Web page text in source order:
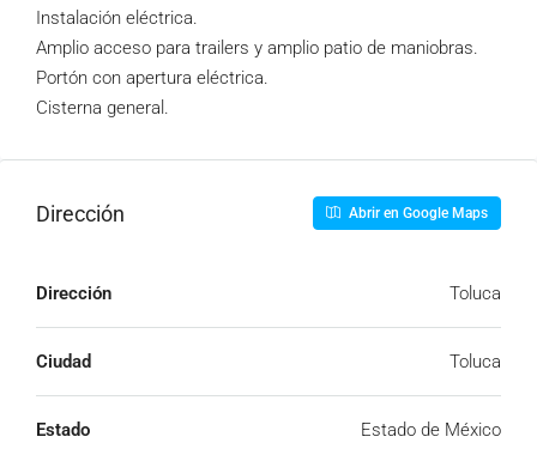
Instalación eléctrica.
Amplio acceso para trailers y amplio patio de maniobras.
Portón con apertura eléctrica.
Cisterna general.
Dirección Abrir en Google Maps
Dirección Toluca
Ciudad Toluca
Estado Estado de México